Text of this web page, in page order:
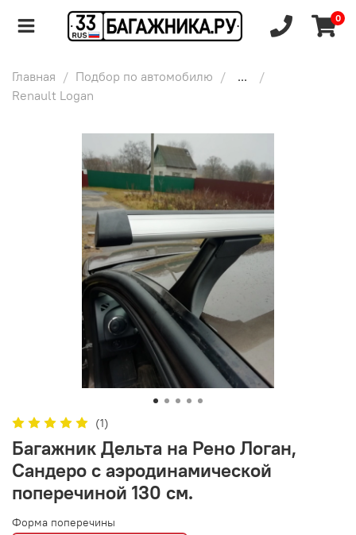
0
Главная Подбор по автомобилю
...
Renault Logan
(1)
Багажник Дельта на Рено Логан,
Сандеро с аэродинамической
поперечиной 130 см.
Форма поперечины